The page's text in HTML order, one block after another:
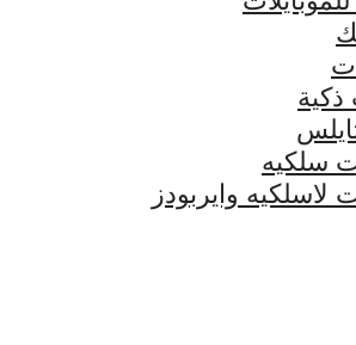
سلكيه
لاسلكيه وايربودز